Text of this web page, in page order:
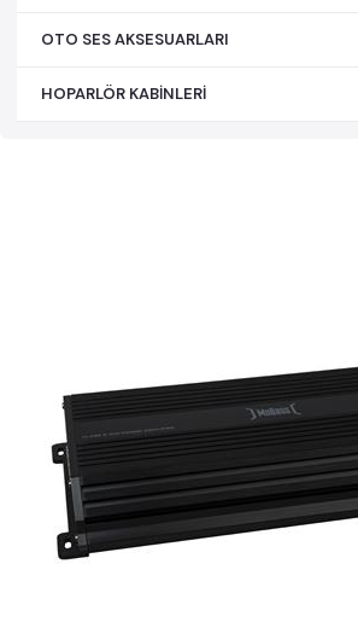
OTO SES AKSESUARLARI
HOPARLÖR KABİNLERİ